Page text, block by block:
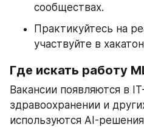
сообществах.
Практикуйтесь на
участвуйте в
Где искать работу
Вакансии появляются в
здравоохранении и
используются AI-